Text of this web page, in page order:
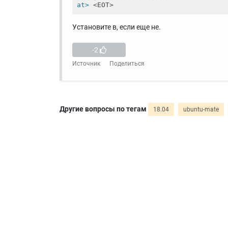
at> <EOT>
Установите в, если еще не.
-2
Источник Поделиться
Другие вопросы по тегам 18.04 ubuntu-mate